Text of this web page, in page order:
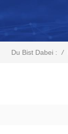
Du Bist Dabei : /